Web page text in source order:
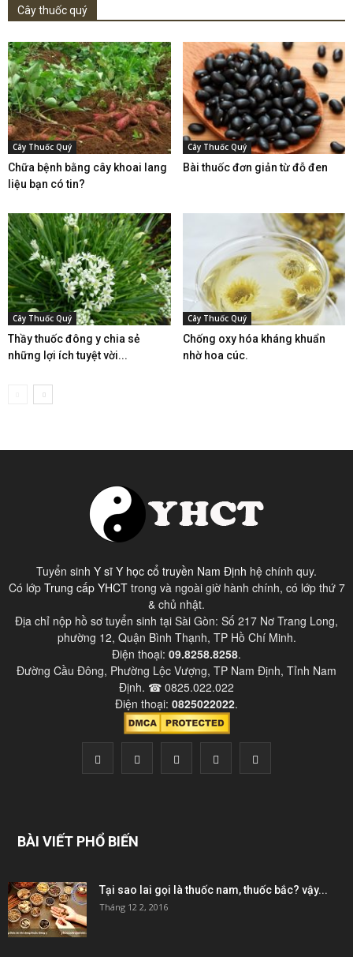
Cây thuốc quý
Cây Thuốc Quý
Chữa bệnh bằng cây khoai lang
liệu bạn có tin?
Cây Thuốc Quý
Bài thuốc đơn giản từ đỗ đen
Cây Thuốc Quý
Thầy thuốc đông y chia sẻ
những lợi ích tuyệt vời...
Cây Thuốc Quý
Chống oxy hóa kháng khuẩn
nhờ hoa cúc.
Tuyển sinh Y sĩ Y học cổ truyền Nam Định hệ chính quy.
Có lớp Trung cấp YHCTtrong và ngoài giờ hành chính, có lớp thứ 7
& chủ nhật.
Địa chỉ nộp hồ sơ tuyển sinh tại Sài Gòn: Số 217 Nơ Trang Long,
phường 12, Quận Bình Thạnh, TP Hồ Chí Minh.
Điện thoại: 09.8258.8258.
Đường Cầu Đông, Phường Lộc Vượng, TP Nam Định, Tỉnh Nam
Định. ☎ 0825.022.022
Điện thoại: 0825022022.
BÀI VIẾT PHỔ BIẾN
Tại sao lai gọi là thuốc nam, thuốc bắc? vậy...
Tháng 12 2, 2016